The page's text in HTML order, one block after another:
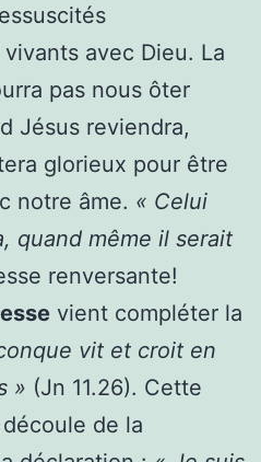
avec Dieu. La
pas nous ôter
Jésus reviendra,
glorieux pour être
notre âme. « Celui
quand même il serait
renversante!
vient compléter la
vit et croit en
» (Jn 11.26). Cette
de la